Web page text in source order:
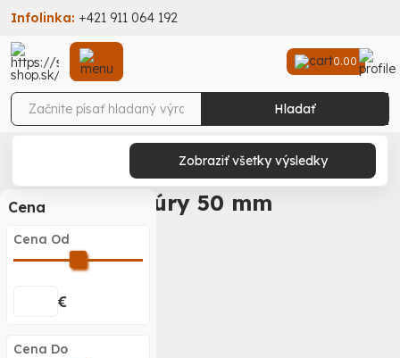
Infolinka: +421 911 064 192
Hladať
Zobraziť všetky výsledky
0.00
Stav-Shop Základy a základová doska Kanalizačný systém
Rúry 50 mm
Cena
Cena Od
€
Cena Do
Rúry 50 mm